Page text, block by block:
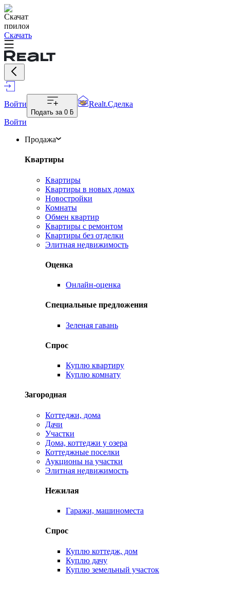
Скачать
Войти
Подать за 0 ƃ
Realt.Сделка
Войти
Продажа
Квартиры
Квартиры
Квартиры в новых домах
Новостройки
Комнаты
Обмен квартир
Квартиры с ремонтом
Квартиры без отделки
Элитная недвижимость
Оценка
Онлайн-оценка
Специальные предложения
Зеленая гавань
Спрос
Куплю квартиру
Куплю комнату
Загородная
Коттеджи, дома
Дачи
Участки
Дома, коттеджи у озера
Коттеджные поселки
Аукционы на участки
Элитная недвижимость
Нежилая
Гаражи, машиноместа
Спрос
Куплю коттедж, дом
Куплю дачу
Куплю земельный участок